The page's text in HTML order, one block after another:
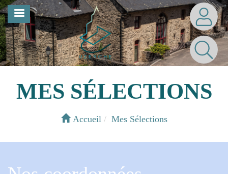
Aller
au
contenu
principal
MENU
MES SÉLECTIONS
Accueil Mes Sélections